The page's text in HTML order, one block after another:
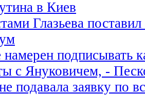
в Киев
Глазьева
подписывать
с Януковичем, -
подавала заявку по